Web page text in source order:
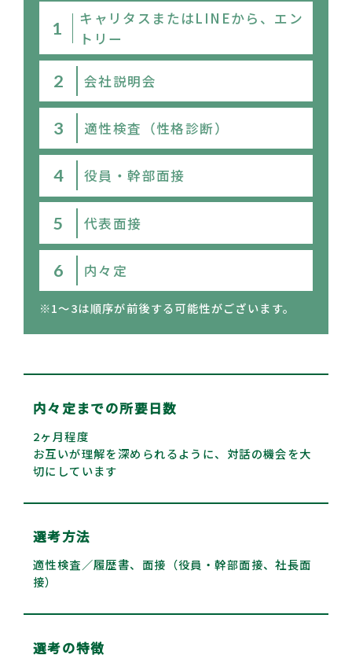
キャリタスまたはLINEから、エン
トリー
会社説明会
適性検査（性格診断）
役員・幹部面接
代表面接
内々定
※1〜3は順序が前後する可能性がございます。
内々定までの所要日数
2ヶ月程度
お互いが理解を深められるように、対話の機会を大
切にしています
選考方法
適性検査／履歴書、面接（役員・幹部面接、社長面
接）
選考の特徴